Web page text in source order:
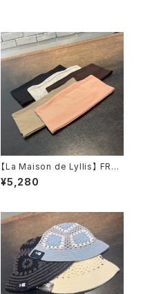
【La Maison de Lyllis】 FRAI
HEADBAND ヘアバン
ド 2261014
¥5,280